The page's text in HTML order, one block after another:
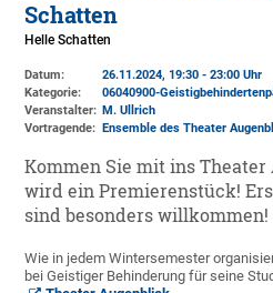
Schatten
Helle Schatten
Datum:
26.11.2024, 19:30 - 23:00 Uhr
Kategorie:
06040900-
Veranstalter: M. Ullrich
Vortragende:
Ensemble des Theater
Kommen Sie mit ins Theater
wird ein Premierenstück!
sind besonders willkommen!
Wie in jedem Wintersemester
bei Geistiger Behinderung für seine